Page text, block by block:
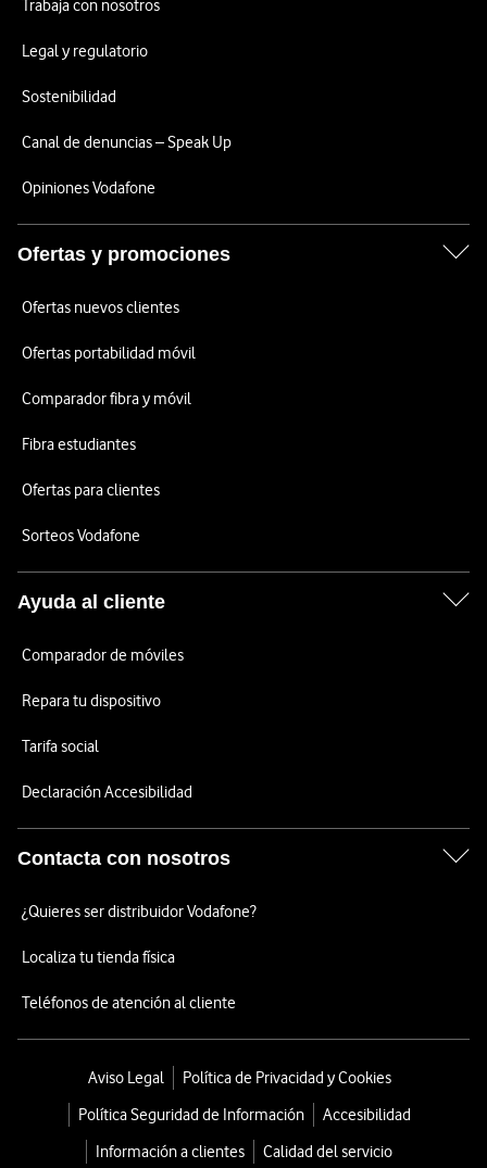
Trabaja con nosotros
Legal y regulatorio
Sostenibilidad
Canal de denuncias – Speak Up
Opiniones Vodafone
Ofertas y promociones
Ofertas nuevos clientes
Ofertas portabilidad móvil
Comparador fibra y móvil
Fibra estudiantes
Ofertas para clientes
Sorteos Vodafone
Ayuda al cliente
Comparador de móviles
Repara tu dispositivo
Tarifa social
Declaración Accesibilidad
Contacta con nosotros
¿Quieres ser distribuidor Vodafone?
Localiza tu tienda física
Teléfonos de atención al cliente
Aviso Legal
Política de Privacidad y Cookies
Política Seguridad de Información
Accesibilidad
Información a clientes
Calidad del servicio